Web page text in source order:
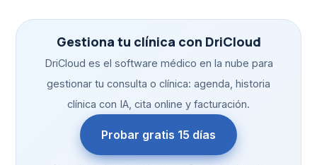
Gestiona tu clínica con DriCloud
DriCloud es el software médico en la nube para
gestionar tu consulta o clínica: agenda, historia
clínica con IA, cita online y facturación.
Probar gratis 15 días